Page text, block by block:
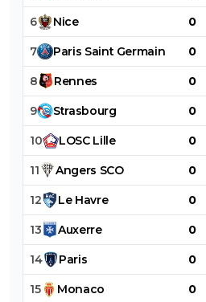
6 Nice 0
7 Paris Saint Germain 0
8 Rennes 0
9 Strasbourg 0
10 LOSC Lille 0
11 Angers SCO 0
12 Le Havre 0
13 Auxerre 0
14 Paris 0
15 Monaco 0